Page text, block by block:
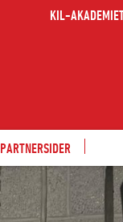
KIL-
PARTNERSIDER